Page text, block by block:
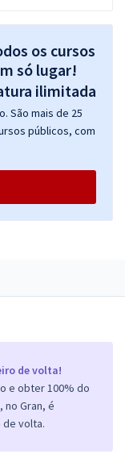
de volta!
e obter 100% do
no Gran, é
de volta.
os cursos
só lugar!
São mais de 25
públicos, com